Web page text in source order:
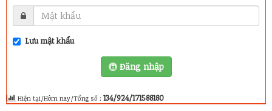
Lưu mật khẩu
Đăng nhập
Hiện tại/Hôm nay/Tổng số : 134/924/171588180